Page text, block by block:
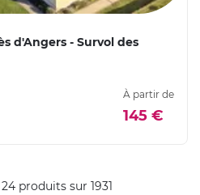
d'Angers - Survol des
À partir de
145 €
produits sur 1931